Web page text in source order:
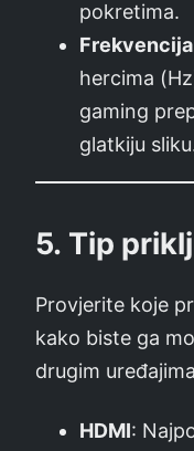
pokretima.
hercima
gaming
glatkiju
5. Tip
Provjerite koje
kako biste ga
drugim
HDMI: